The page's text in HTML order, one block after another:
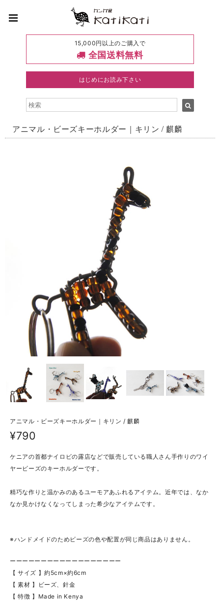
15,000円以上のご購入で
全国送料無料
はじめにお読み下さい
アニマル・ビーズキーホルダー｜キリン / 麒麟
アニマル・ビーズキーホルダー｜キリン / 麒麟
¥790
ケニアの首都ナイロビの露店などで販売している職人さん手作りのワイ
ヤービーズのキーホルダーです。
精巧な作りと温かみのあるユーモアあふれるアイテム。近年では、なか
なか見かけなくなってしまった希少なアイテムです。
※ハンドメイドのためビーズの色や配置が同じ商品はありません。
ーーーーーーーーーーーーーーーーーー
【 サイズ 】約5cm×約6cm
【 素材 】ビーズ、針金
【 特徴 】Made in Kenya